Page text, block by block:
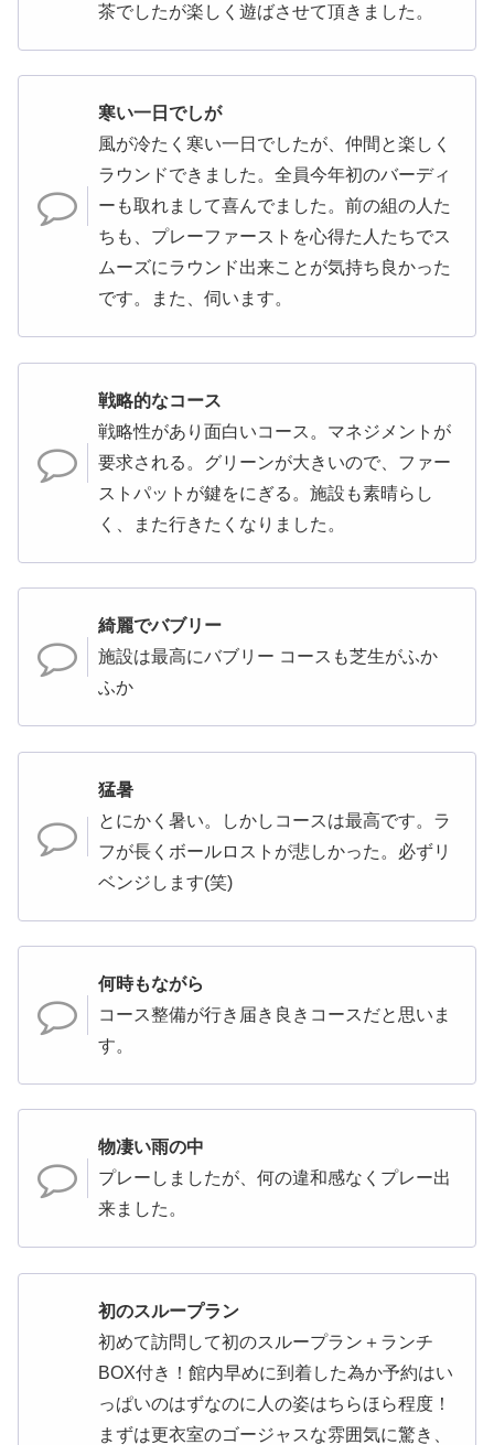
茶でしたが楽しく遊ばさせて頂きました。
寒い一日でしが
風が冷たく寒い一日でしたが、仲間と楽しく
ラウンドできました。全員今年初のバーディ
ーも取れまして喜んでました。前の組の人た
ちも、プレーファーストを心得た人たちでス
ムーズにラウンド出来ことが気持ち良かった
です。また、伺います。
戦略的なコース
戦略性があり面白いコース。マネジメントが
要求される。グリーンが大きいので、ファー
ストパットが鍵をにぎる。施設も素晴らし
く、また行きたくなりました。
綺麗でバブリー
施設は最高にバブリー コースも芝生がふか
ふか
猛暑
とにかく暑い。しかしコースは最高です。ラ
フが長くボールロストが悲しかった。必ずリ
ベンジします(笑)
何時もながら
コース整備が行き届き良きコースだと思いま
す。
物凄い雨の中
プレーしましたが、何の違和感なくプレー出
来ました。
初のスループラン
初めて訪問して初のスループラン＋ランチ
BOX付き！館内早めに到着した為か予約はい
っぱいのはずなのに人の姿はちらほら程度！
まずは更衣室のゴージャスな雰囲気に驚き、